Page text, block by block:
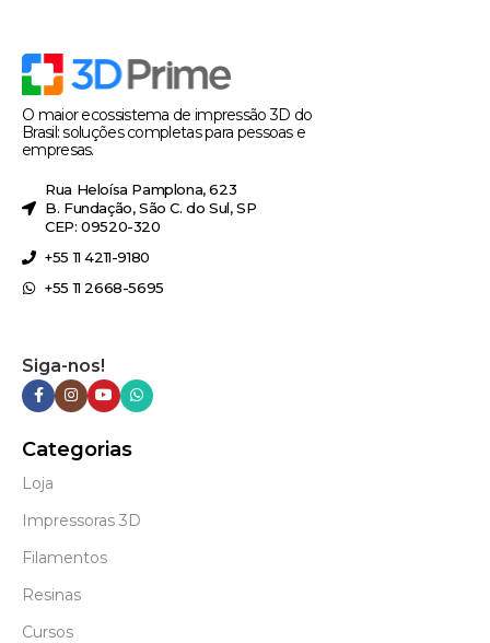
O maior ecossistema de impressão 3D do
Brasil: soluções completas para pessoas e
empresas.
Rua Heloísa Pamplona, 623
B. Fundação, São C. do Sul, SP
CEP: 09520-320
+55 11 4211-9180
+55 11 2668-5695
Siga-nos!
Categorias
Loja
Impressoras 3D
Filamentos
Resinas
Cursos